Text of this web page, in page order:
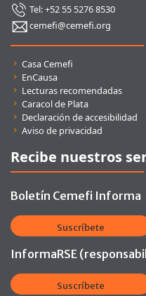
Tel: +52 55 5276 8530
cemefi@cemefi.org
Enlaces rápidos
Casa Cemefi
EnCausa
Lecturas recomendadas
Caracol de Plata
Declaración de accesibilidad
Aviso de privacidad
Recibe nuestros
Boletín Cemefi Informa
Suscríbete
InformaRSE
Suscríbete